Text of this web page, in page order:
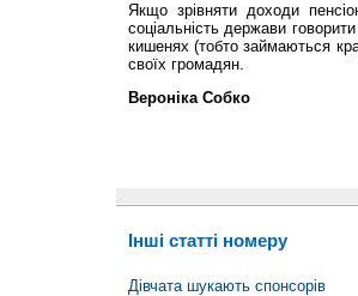
Якщо зрівняти доходи
соціальність держави
кишенях (тобто займаються
своїх громадян.
Вероніка Собко
Інші статті номеру
Дівчата шукають спонсорів